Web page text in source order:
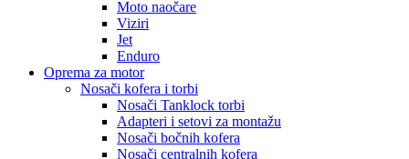
Moto naočare
Viziri
Jet
Enduro
Oprema za motor
Nosači kofera i torbi
Nosači Tanklock torbi
Adapteri i setovi za montažu
Nosači bočnih kofera
Nosači centralnih kofera